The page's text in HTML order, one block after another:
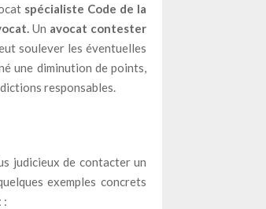
spécialiste Code de la
.Un avocat contester
soulever les éventuelles
une diminution de points,
responsables.
judicieux de contacter un
exemples concrets
: